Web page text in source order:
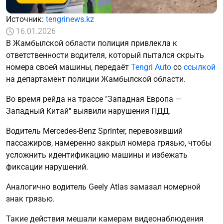
Источник: tengrinews.kz
16.01.2026
В Жамбылской области полиция привлекла к
ответственности водителя, который пытался скрыть
номера своей машины, передаёт Tengri Auto со ссылкой
на департамент полиции Жамбылской области.
Во время рейда на трассе "Западная Европа —
Западный Китай" выявили нарушения ПДД.
Водитель Mercedes-Benz Sprinter, перевозивший
пассажиров, намеренно закрыл номера грязью, чтобы
усложнить идентификацию машины и избежать
фиксации нарушений.
Аналогично водитель Geely Atlas замазал номерной
знак грязью.
Такие действия мешали камерам видеонаблюдения